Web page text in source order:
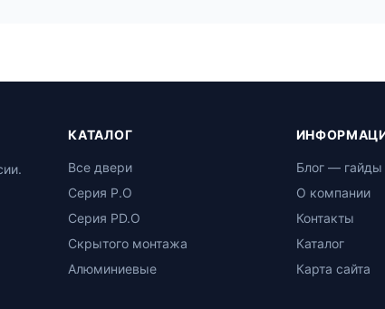
КАТАЛОГ
Все двери
Серия P.O
Серия PD.O
Скрытого монтажа
Алюминиевые
Блог — гайды
О компании
Контакты
Каталог
Карта сайта